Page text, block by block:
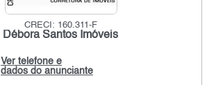
CRECI: 160.311-F
Débora Santos Imóveis
Ver telefone e
dados do anunciante